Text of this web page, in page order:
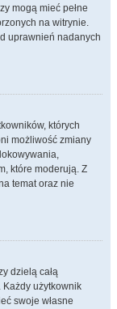
mogą mieć pełne
na witrynie.
uprawnień nadanych
których
możliwość zmiany
które moderują. Z
temat oraz nie
dzielą całą
Każdy użytkownik
swoje własne